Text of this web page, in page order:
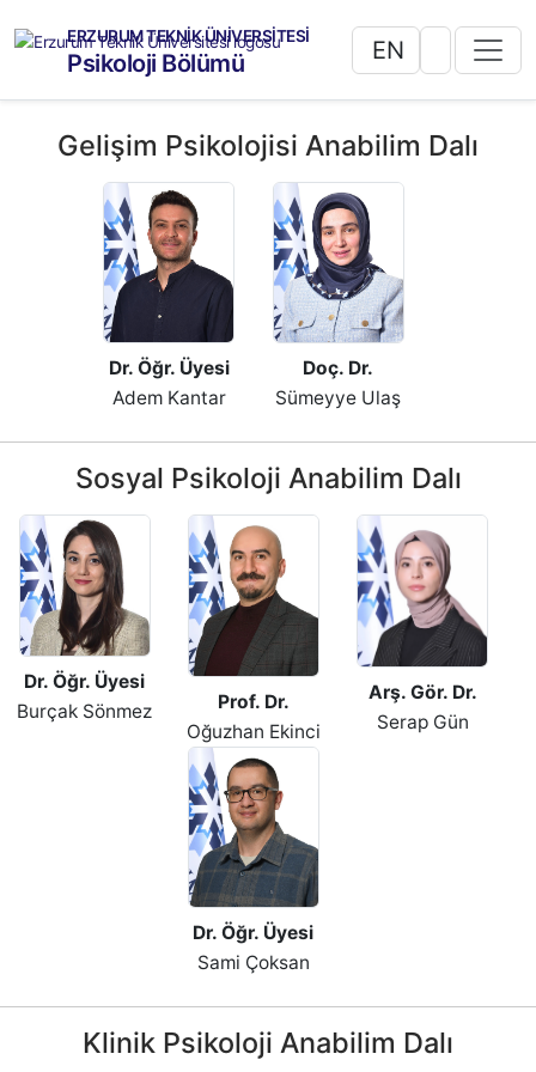
ERZURUM TEKNİK ÜNİVERSİTESİ
Psikoloji Bölümü EN
Gelişim Psikolojisi Anabilim Dalı
Dr. Öğr. Üyesi
Adem Kantar
Doç. Dr.
Sümeyye Ulaş
Sosyal Psikoloji Anabilim Dalı
Dr. Öğr. Üyesi
Burçak Sönmez
Prof. Dr.
Oğuzhan Ekinci
Arş. Gör. Dr.
Serap Gün
Dr. Öğr. Üyesi
Sami Çoksan
Klinik Psikoloji Anabilim Dalı